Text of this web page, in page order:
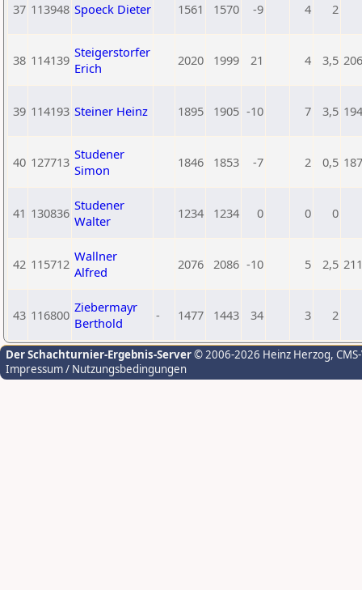
37 113948 Spoeck Dieter 1561 1570 -9 4 2
38 114139 Steigerstorfer
Erich
2020 1999 21 4 3,5
39 114193 Steiner Heinz 1895 1905 -10 7 3,5
40 127713 Studener
Simon
1846 1853 -7 2 0,5
41 130836 Studener
Walter
1234 1234 0 0 0
42 115712 Wallner
Alfred
2076 2086 -10 5 2,5
43 116800 Ziebermayr
Berthold
- 1477 1443 34 3 2
Der Schachturnier-Ergebnis-Server© 2006-2026 Heinz Herzog,
Impressum / Nutzungsbedingungen